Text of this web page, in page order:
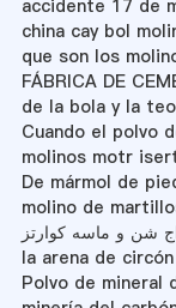
accidente 17 de
china cay bol
que son los
FÁBRICA DE
de la bola y la
Cuando el polvo
molinos motr
De mármol de
molino de
شن و ماسه کوارتز
la arena de
Polvo de mineral